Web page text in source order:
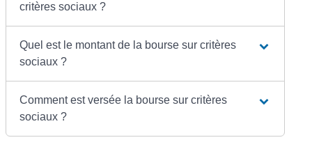
critères sociaux ?
Quel est le montant de la bourse sur critères
sociaux ?
Comment est versée la bourse sur critères
sociaux ?